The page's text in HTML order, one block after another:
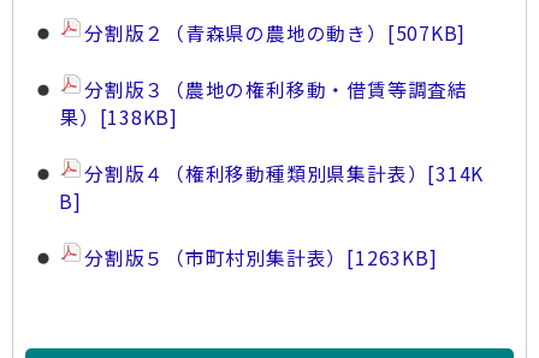
分割版２（青森県の農地の動き） [507KB]
分割版３（農地の権利移動・借賃等調査結
果） [138KB]
分割版４（権利移動種類別県集計表） [314K
B]
分割版５（市町村別集計表） [1263KB]